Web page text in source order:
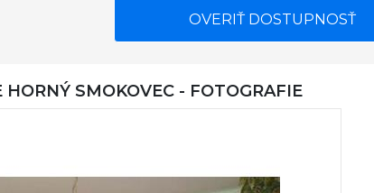
OVERIŤ DOSTUPNOSŤ
SMOKOVEC - FOTOGRAFIE